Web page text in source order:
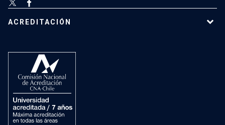
ACREDITACIÓN